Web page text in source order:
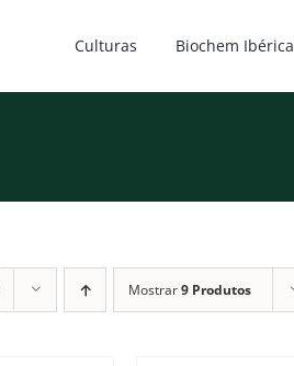
Culturas Biochem Ibérica
Mostrar9 Produtos